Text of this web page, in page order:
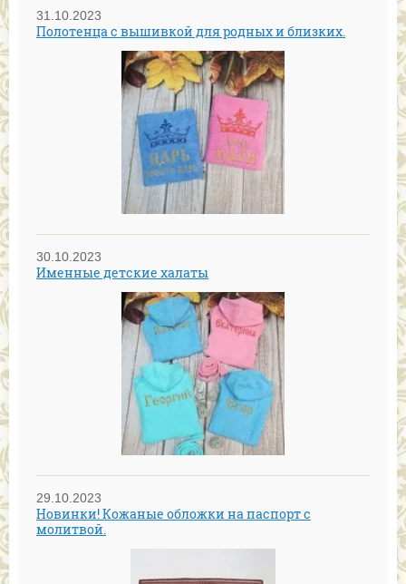
31.10.2023
Полотенца с вышивкой для родных и близких.
30.10.2023
Именные детские халаты
29.10.2023
Новинки! Кожаные обложки на паспорт с
молитвой.